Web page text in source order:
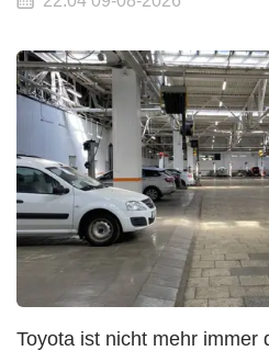
Toyota ist nicht mehr immer